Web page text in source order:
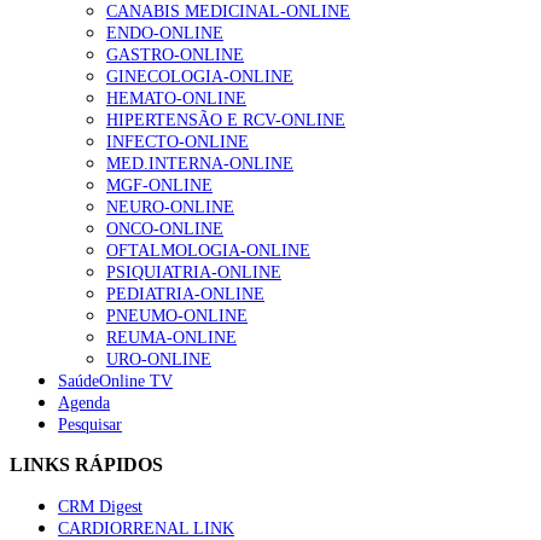
Alguns milhares de utentes podem ficar sem médico de
família com nova regras do registo, alerta associação
155 visualizações
1.º Episódio do Podcast “Frequência Cardio – Sintoniza-
te na Insuficiência Cardíaca” da Bayer
99 visualizações
“Os programas de rastreio do cancro do pulmão são
custo-efetivos e representam um investimento
sustentável para os sistemas de saúde”
88 visualizações
apresentavam níveis elevados de Lp(a), revela estudo
CANABIS MEDICINAL-ONLINE
ENDO-ONLINE
GASTRO-ONLINE
GINECOLOGIA-ONLINE
HEMATO-ONLINE
HIPERTENSÃO E RCV-ONLINE
INFECTO-ONLINE
MED.INTERNA-ONLINE
MGF-ONLINE
NEURO-ONLINE
ONCO-ONLINE
OFTALMOLOGIA-ONLINE
PSIQUIATRIA-ONLINE
PEDIATRIA-ONLINE
PNEUMO-ONLINE
REUMA-ONLINE
URO-ONLINE
SaúdeOnline TV
Agenda
Pesquisar
LINKS RÁPIDOS
CRM Digest
CARDIORRENAL LINK